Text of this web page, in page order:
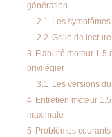
génération
2.1 Les
2.2 Grille de
3 Fiabilité moteur 1.5
privilégier
3.1 Les versions
4 Entretien moteur
maximale
5 Problèmes